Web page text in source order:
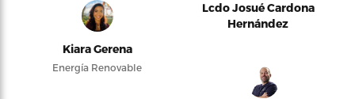
Kiara Gerena
Energía Renovable
Lcdo Josué Cardona
Hernández